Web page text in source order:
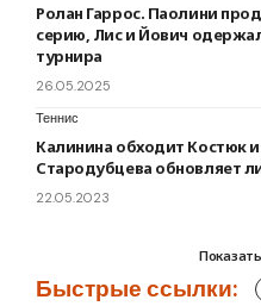
Ролан Гаррос. Паолини
серию, Лис и Йович
турнира
26.05.2025
Теннис
Калинина обходит Костюк
Стародубцева обновляет
22.05.2023
Быстрые ссылки: